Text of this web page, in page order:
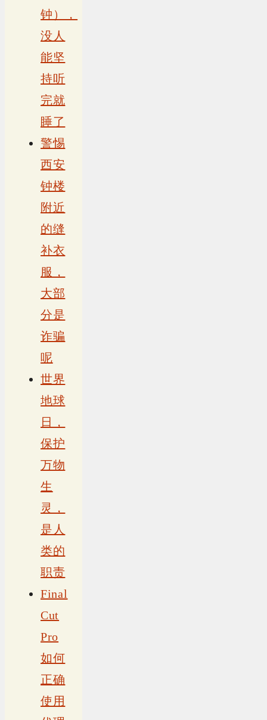
钟），
没人
能坚
持听
完就
睡了
警惕
西安
钟楼
附近
的缝
补衣
服，
大部
分是
诈骗
呢
世界
地球
日，
保护
万物
生
灵，
是人
类的
职责
Final
Cut
Pro
如何
正确
使用